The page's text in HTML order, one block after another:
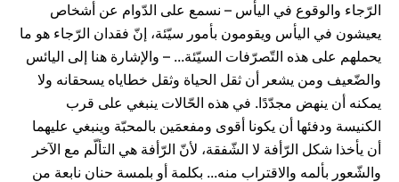
الرّجاء والوقوع في اليأس – نسمع على الدّوام عن أشخاص
يعيشون في اليأس ويقومون بأمور سيّئة، إنّ فقدان الرّجاء هو ما
يحملهم على هذه التّصرّفات السيّئة... – والإشارة هنا إلى اليائس
والضّعيف ومن يشعر أن ثقل الحياة وثقل خطاياه يسحقانه ولا
يمكنه أن ينهض مجدّدًا. في هذه الحّالات ينبغي على قرب
الكنيسة ودفئها أن يكونا أقوى ومفعمَين بالمحبّة وينبغي عليهما
أن يأخذا شكل الرّأفة لا الشّفقة، لأنّ الرّأفة هي التألّم مع الآخر
والشّعور بألمه والاقتراب منه... بكلمة أو بلمسة حنان نابعة من